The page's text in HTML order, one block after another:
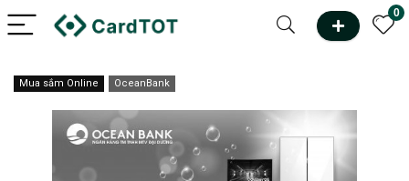
0
Mua sắm Online OceanBank